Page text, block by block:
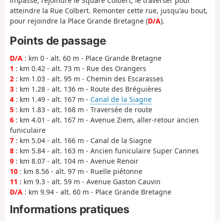
atteindre la Rue Colbert. Remonter cette rue, jusqu'au bout,
pour rejoindre la Place Grande Bretagne (D/A).
Points de passage
D/A : km 0 - alt. 60 m - Place Grande Bretagne
1 : km 0.42 - alt. 73 m - Rue des Orangers
2 : km 1.03 - alt. 95 m - Chemin des Escarasses
3 : km 1.28 - alt. 136 m - Route des Bréguières
4 : km 1.49 - alt. 167 m - Canal de la Siagne
5 : km 1.83 - alt. 168 m - Traversée de route
6 : km 4.01 - alt. 167 m - Avenue Ziem, aller-retour ancien
funiculaire
7 : km 5.04 - alt. 166 m - Canal de la Siagne
8 : km 5.84 - alt. 163 m - Ancien funiculaire Super Cannes
9 : km 8.07 - alt. 104 m - Avenue Renoir
10 : km 8.56 - alt. 97 m - Ruelle piétonne
11 : km 9.3 - alt. 59 m - Avenue Gaston Cauvin
D/A : km 9.94 - alt. 60 m - Place Grande Bretagne
Informations pratiques